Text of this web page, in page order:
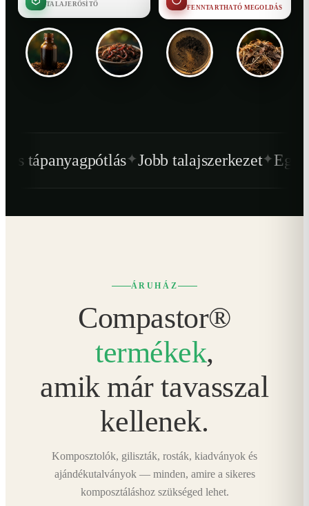
TALAJERŐSÍTŐ FENNTARTHATÓ MEGOLDÁS
✦Jobb talajszerkezet ✦Egészségesebb
ÁRUHÁZ
Compastor®
termékek,
amik már tavasszal
kellenek.
Komposztolók, giliszták, rosták, kiadványok és
ajándékutalványok — minden, amire a sikeres
komposztáláshoz szükséged lehet.